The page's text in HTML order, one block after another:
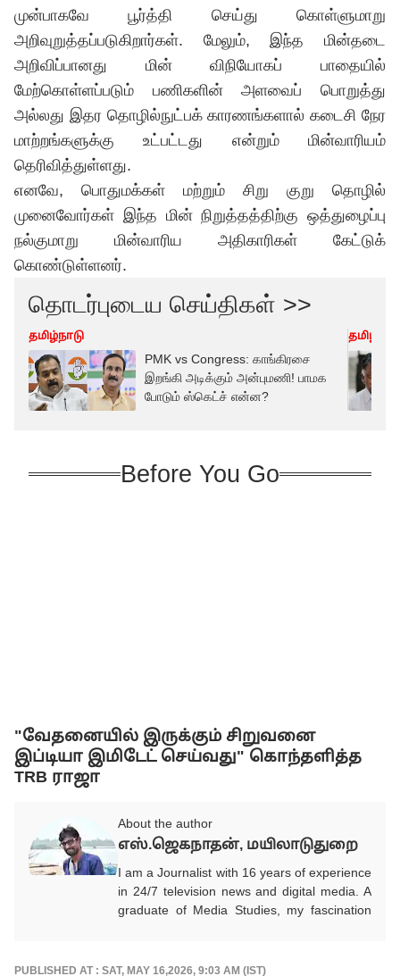
முன்பாகவே பூர்த்தி செய்து கொள்ளுமாறு
அறிவுறுத்தப்படுகிறார்கள். மேலும், இந்த மின்தடை
அறிவிப்பானது மின் விநியோகப் பாதையில்
மேற்கொள்ளப்படும் பணிகளின் அளவைப் பொறுத்து
அல்லது இதர தொழில்நுட்பக் காரணங்களால் கடைசி நேர
மாற்றங்களுக்கு உட்பட்டது என்றும் மின்வாரியம்
தெரிவித்துள்ளது.
எனவே, பொதுமக்கள் மற்றும் சிறு குறு தொழில்
முனைவோர்கள் இந்த மின் நிறுத்தத்திற்கு ஒத்துழைப்பு
நல்குமாறு மின்வாரிய அதிகாரிகள் கேட்டுக்
கொண்டுள்ளனர்.
தொடர்புடைய செய்திகள் >>
தமிழ்நாடு
PMK vs Congress: காங்கிரசை
இறங்கி அடிக்கும் அன்புமணி! பாமக
போடும் ஸ்கெட்ச் என்ன?
Before You Go
"வேதனையில் இருக்கும் சிறுவனை
இப்டியா இமிடேட் செய்வது" கொந்தளித்த
TRB ராஜா
About the author
எஸ்.ஜெகநாதன், மயிலாடுதுறை
I am a Journalist with 16 years of experience
in 24/7 television news and digital media. A
graduate of Media Studies, my fascination
professional commitment to Journalism with
PUBLISHED AT : SAT, MAY 16,2026, 9:03 AM (IST)